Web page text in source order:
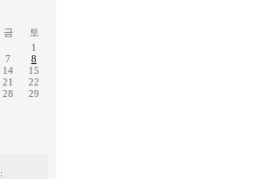
금
토
1
7
8
14
15
21
22
28
29